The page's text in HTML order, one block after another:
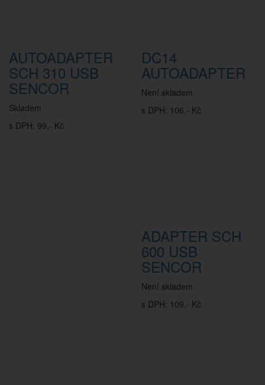
AUTOADAPTER
SCH 310 USB
SENCOR
Skladem
s DPH: 99,- Kč
DC14
AUTOADAPTER
Není skladem
s DPH: 106,- Kč
ADAPTER SCH
600 USB
SENCOR
Není skladem
s DPH: 109,- Kč